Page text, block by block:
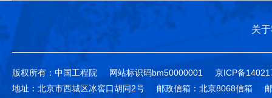
关
版权所有：中国工程院 网站标识码bm50000001
京ICP备
地址：北京市西城区冰窖口胡同2号
邮政信箱：北京8068信箱